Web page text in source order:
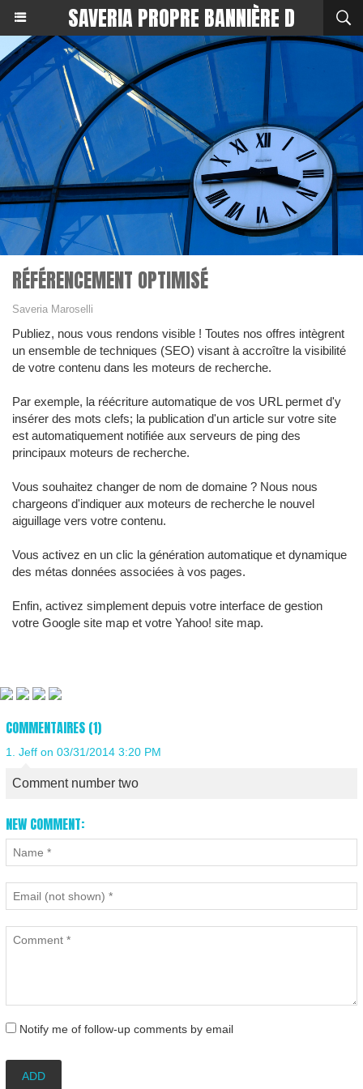
SAVERIA PROPRE BANNIÈRE D
RÉFÉRENCEMENT OPTIMISÉ
Saveria Maroselli
Publiez, nous vous rendons visible ! Toutes nos offres intègrent
un ensemble de techniques (SEO) visant à accroître la visibilité
de votre contenu dans les moteurs de recherche.
Par exemple, la réécriture automatique de vos URL permet d'y
insérer des mots clefs; la publication d'un article sur votre site
est automatiquement notifiée aux serveurs de ping des
principaux moteurs de recherche.
Vous souhaitez changer de nom de domaine ? Nous nous
chargeons d'indiquer aux moteurs de recherche le nouvel
aiguillage vers votre contenu.
Vous activez en un clic la génération automatique et dynamique
des métas données associées à vos pages.
Enfin, activez simplement depuis votre interface de gestion
votre Google site map et votre Yahoo! site map.
COMMENTAIRES (1)
1. Jeff on 03/31/2014 3:20 PM
Comment number two
NEW COMMENT:
Notify me of follow-up comments by email
ADD